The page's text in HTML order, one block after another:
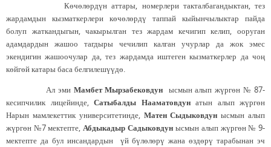
Көчөлөрдүн аттары, номерлери такталбагандыктан, тез
жардамдын кызматкерлери көчөлөрдү таппай кыйынчылыктар пайда
болуп жаткандыгын, чакырылган тез жардам кечигип келип, ооруган
адамдардын жашоо тагдыры чечилип калган учурлар да жок эмес
экендигин жашоочулар да, тез жардамда иштеген кызматкерлер да чоң
көйгөй катары баса белгилешүүдө.
Ал эми Мамбет Мырзабековдун ысмын алып жүргөн № 87-
кесипчилик лицейинде, Сатыбалды Нааматовдунатын алып жүргөн
Нарын мамлекеттик университетинде, Матен Сыдыковдун ысмын алып
жүргөн №7 мектепте,Абдыкадыр Садыковдун ысмын алып жүргөн № 9-
мектепте да бул инсандардын үй бүлөлөрү жана өздөрү тарабынан эч